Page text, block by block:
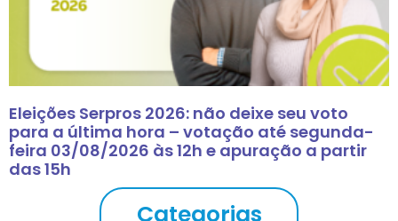
Eleições Serpros 2026: não deixe seu voto
para a última hora – votação até segunda-
feira 03/08/2026 às 12h e apuração a partir
das 15h
Categorias